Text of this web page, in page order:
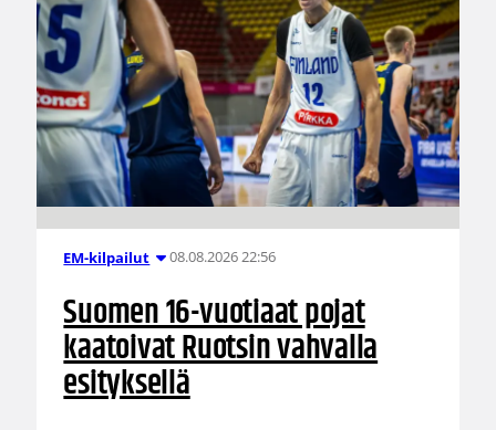
EM-kilpailut 08.08.2026 22:56
Suomen 16-vuotiaat pojat
kaatoivat Ruotsin vahvalla
esityksellä